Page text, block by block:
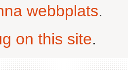
webbplats.
on this site.